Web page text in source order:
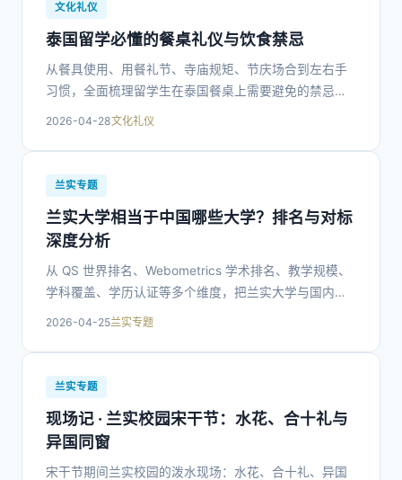
文化礼仪
泰国留学必懂的餐桌礼仪与饮食禁忌
从餐具使用、用餐礼节、寺庙规矩、节庆场合到左右手
习惯，全面梳理留学生在泰国餐桌上需要避免的禁忌，
帮你顺利融入泰国留学生活。
2026-04-28文化礼仪
兰实专题
兰实大学相当于中国哪些大学？排名与对标
深度分析
从 QS 世界排名、Webometrics 学术排名、教学规模、
学科覆盖、学历认证等多个维度，把兰实大学与国内高
校做客观对标，帮助打算泰国留学的同学建立准确认
2026-04-25兰实专题
兰实专题
现场记 · 兰实校园宋干节：水花、合十礼与
异国同窗
宋干节期间兰实校园的泼水现场：水花、合十礼、异国